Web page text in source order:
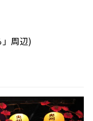
周辺)